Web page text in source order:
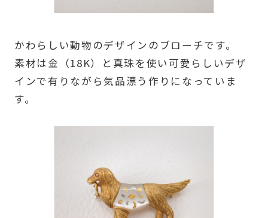
かわらしい動物のデザインのブローチです。
素材は金（18K）と真珠を使い可愛らしいデザ
インで有りながら気品漂う作りになっていま
す。